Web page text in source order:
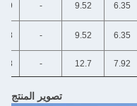
9.52
-
15.09
9.52
-
17.48
12.7
-
17.48
تصوير المنتج